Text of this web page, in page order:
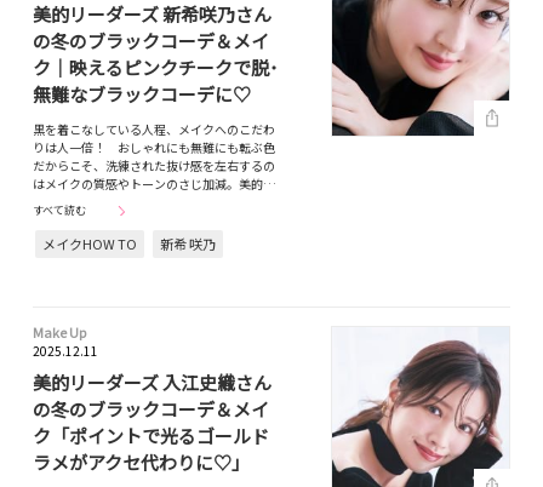
美的リーダーズ 新希咲乃さん
の冬のブラックコーデ＆メイ
ク｜映えるピンクチークで脱･
無難なブラックコーデに♡
黒を着こなしている人程、メイクへのこだわ
りは人一倍！ おしゃれにも無難にも転ぶ色
だからこそ、洗練された抜け感を左右するの
はメイクの質感やトーンのさじ加減。美的…
すべて読む
メイクHOW TO 新希 咲乃
Make Up
2025.12.11
美的リーダーズ 入江史織さん
の冬のブラックコーデ＆メイ
ク「ポイントで光るゴールド
ラメがアクセ代わりに♡」